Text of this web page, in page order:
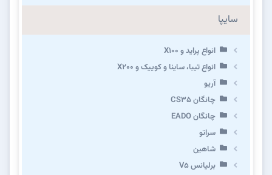
سایپا
انواع پراید و X100
انواع تیبا، ساینا و کوییک و X200
آریو
چانگان CS35
چانگان EADO
سراتو
شاهین
برلیانس V5